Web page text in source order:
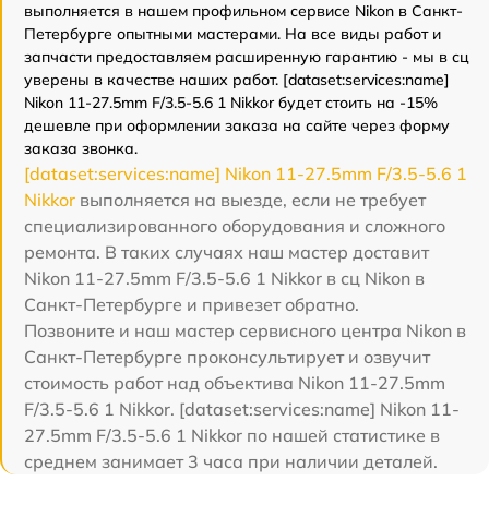
выполняется в нашем профильном сервисе Nikon в Санкт-
Петербурге опытными мастерами. На все виды работ и
запчасти предоставляем расширенную гарантию - мы в сц
уверены в качестве наших работ. [dataset:services:name]
Nikon 11-27.5mm F/3.5-5.6 1 Nikkor будет стоить на -15%
дешевле при оформлении заказа на сайте через форму
заказа звонка.
[dataset:services:name] Nikon 11-27.5mm F/3.5-5.6 1
Nikkor выполняется на выезде, если не требует
специализированного оборудования и сложного
ремонта. В таких случаях наш мастер доставит
Nikon 11-27.5mm F/3.5-5.6 1 Nikkor в сц Nikon в
Санкт-Петербурге и привезет обратно.
Позвоните и наш мастер сервисного центра Nikon в
Санкт-Петербурге проконсультирует и озвучит
стоимость работ над объектива Nikon 11-27.5mm
F/3.5-5.6 1 Nikkor. [dataset:services:name] Nikon 11-
27.5mm F/3.5-5.6 1 Nikkor по нашей статистике в
среднем занимает 3 часа при наличии деталей.